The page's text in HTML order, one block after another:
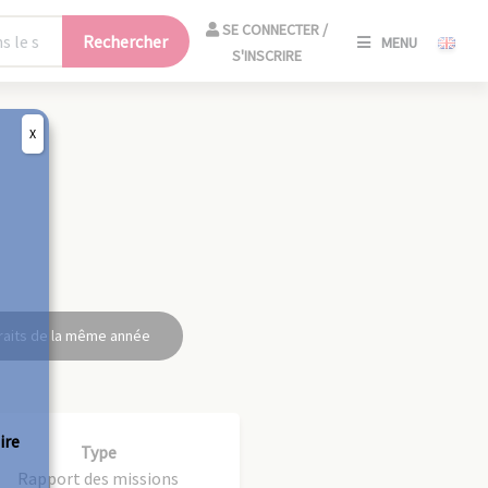
Rechercher
SE CONNECTER /
S'INSCRIRE
MENU
de la même année
Type
Rapport des missions
X